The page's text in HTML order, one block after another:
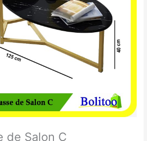
de Salon C